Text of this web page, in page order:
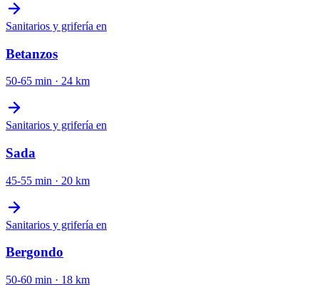
Sanitarios y grifería en
Betanzos
50-65 min · 24 km
Sanitarios y grifería en
Sada
45-55 min · 20 km
Sanitarios y grifería en
Bergondo
50-60 min · 18 km